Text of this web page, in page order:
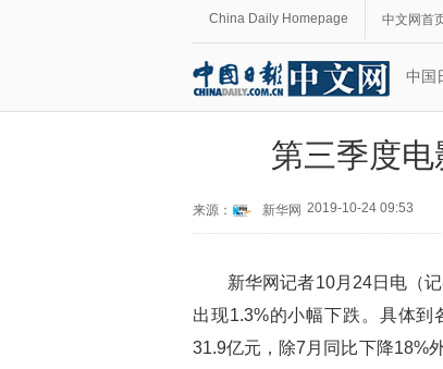
China Daily Homepage 中文网首
中国
第三季度
来源： 新华网 2019-10-24 09:53
新华网记者10月24日电（
出现1.3%的小幅下跌。具体到
31.9亿元，除7月同比下降18%